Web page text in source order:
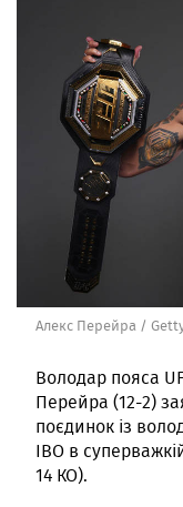
Алекс Перейра /
Володар пояса
Перейра (12-2)
поєдинок із
IBO в
14 КО).